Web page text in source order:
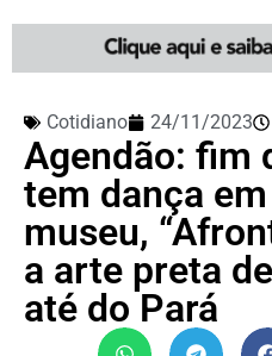
Cotidiano 24/11/2023
Agendão: fim
tem dança
museu,
a arte preta
até do Pará